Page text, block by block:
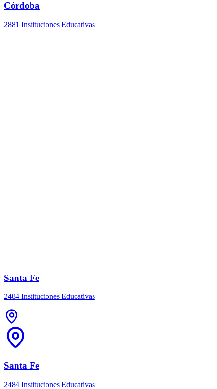
Córdoba
2881 Instituciones Educativas
Santa Fe
2484 Instituciones Educativas
Santa Fe
2484 Instituciones Educativas